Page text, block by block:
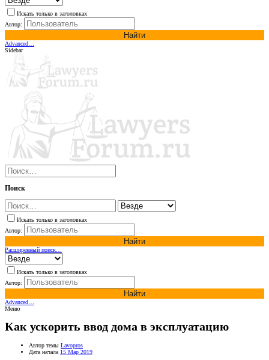
Искать только в заголовках
Автор:
Найти
Advanced…
Sidebar
Поиск
Искать только в заголовках
Автор:
Найти
Расширенный поиск…
Искать только в заголовках
Автор:
Найти
Advanced…
Меню
Как ускорить ввод дома в эксплуатацию
Автор темы Lavopros
Дата начала 15 Мар 2019